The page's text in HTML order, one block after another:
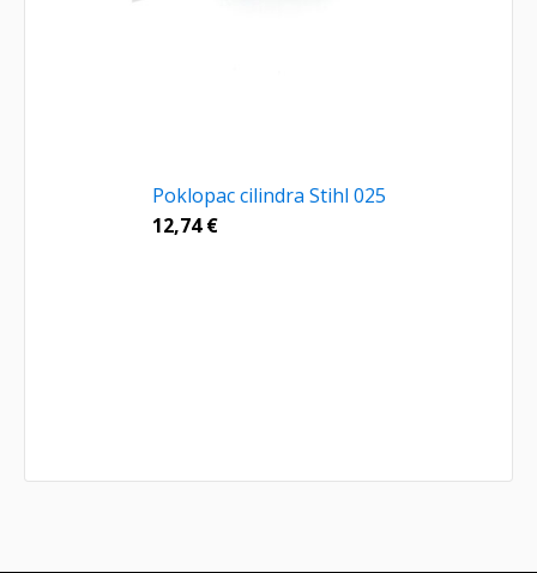
Poklopac cilindra Stihl 025
12,74€